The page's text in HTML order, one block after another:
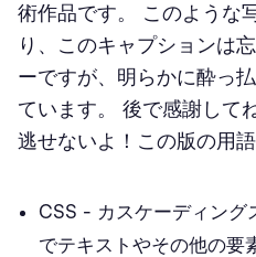
術作品です。 このような
り、このキャプションは
ーですが、明らかに酔っ
ています。 後で感謝して
逃せないよ！この版の用
CSS - カスケーディング
でテキストやその他の要